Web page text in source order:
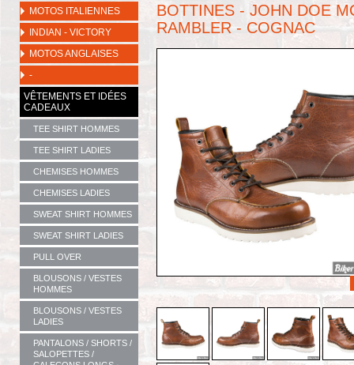
MOTOS ITALIENNES
INDIAN - VICTORY
MOTOS ANGLAISES
-
VÊTEMENTS ET IDÉES
CADEAUX
TEE SHIRT HOMMES
TEE SHIRT LADIES
CHEMISES HOMMES
CHEMISES LADIES
SWEAT SHIRT HOMMES
SWEAT SHIRT LADIES
PULL OVER
BLOUSONS / VESTES
HOMMES
BLOUSONS / VESTES
LADIES
PANTALONS / SHORTS /
SALOPETTES /
BOTTINES - JOHN DOE
RAMBLER - COGNAC